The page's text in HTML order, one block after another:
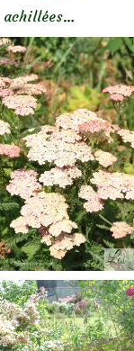
achillées…